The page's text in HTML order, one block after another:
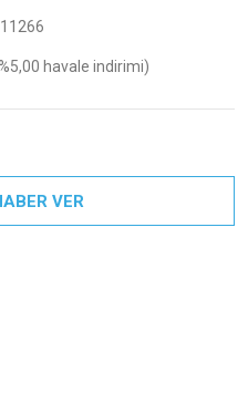
havale indirimi)
VER